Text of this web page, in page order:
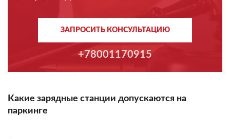
ЗАПРОСИТЬ КОНСУЛЬТАЦИЮ
+78001170915
Какие зарядные станции допускаются на
паркинге